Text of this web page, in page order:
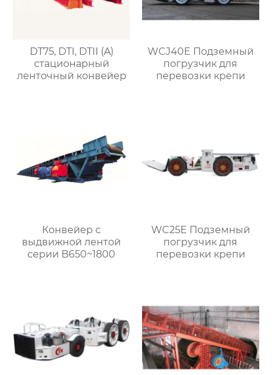
DT75, DTI, DTII (A)
стационарный
ленточный конвейер
WCJ40E Подземный
погрузчик для
перевозки крепи
Конвейер с
выдвижной лентой
серии B650~1800
WC25E Подземный
погрузчик для
перевозки крепи